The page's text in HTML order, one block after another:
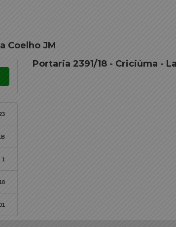
Coelho JM
1
Portaria 2391/18 - Criciúma -